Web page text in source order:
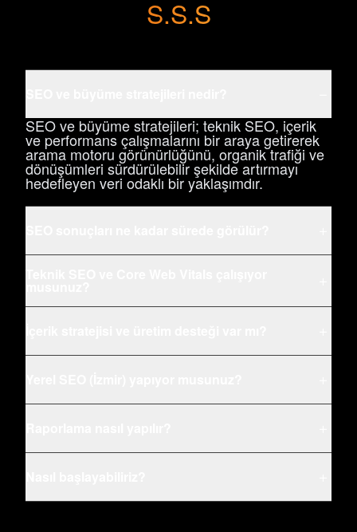
S.S.S
SEO ve büyüme stratejileri; teknik SEO, içerik
ve performans çalışmalarını bir araya getirerek
arama motoru görünürlüğünü, organik trafiği ve
dönüşümleri sürdürülebilir şekilde artırmayı
hedefleyen veri odaklı bir yaklaşımdır.